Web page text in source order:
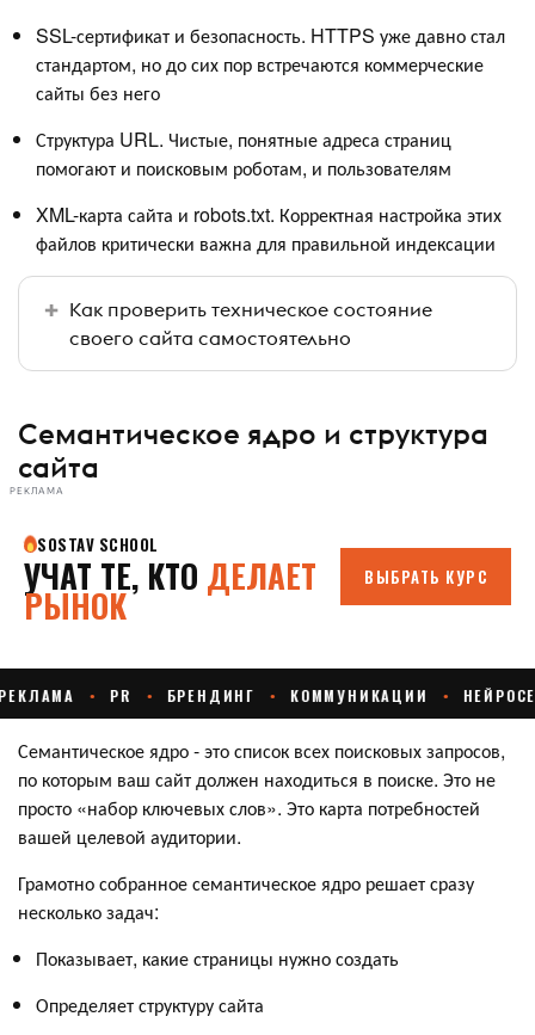
SSL-сертификат и безопасность. HTTPS уже давно стал
стандартом, но до сих пор встречаются коммерческие
сайты без него
Структура URL. Чистые, понятные адреса страниц
помогают и поисковым роботам, и пользователям
XML-карта сайта и robots.txt. Корректная настройка этих
файлов критически важна для правильной индексации
Как проверить техническое состояние
своего сайта самостоятельно
Семантическое ядро и структура
сайта
РЕКЛАМА
Семантическое ядро - это список всех поисковых запросов,
по которым ваш сайт должен находиться в поиске. Это не
просто «набор ключевых слов». Это карта потребностей
вашей целевой аудитории.
Грамотно собранное семантическое ядро решает сразу
несколько задач:
Показывает, какие страницы нужно создать
Определяет структуру сайта